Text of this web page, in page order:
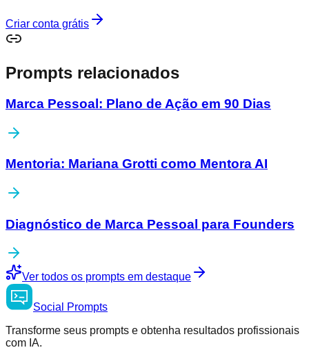
Criar conta grátis
Prompts relacionados
Marca Pessoal: Plano de Ação em 90 Dias
Mentoria: Mariana Grotti como Mentora AI
Diagnóstico de Marca Pessoal para Founders
Ver todos os prompts em destaque
Social
Prompts
Transforme seus prompts e obtenha resultados profissionais
com IA.